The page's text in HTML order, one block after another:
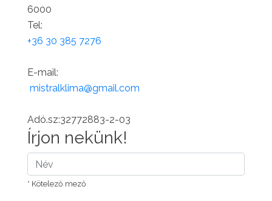
6000
Tel:
+36 30 385 7276
E-mail:
mistralklima@gmail.com
Adó.sz:32772883-2-03
Írjon nekünk!
* Kötelező mező